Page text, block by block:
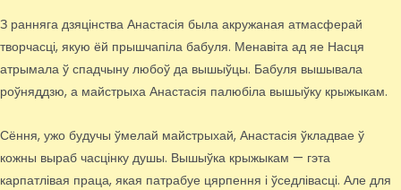
З ранняга дзяцінства Анастасія была акружаная атмасферай
творчасці, якую ёй прышчапіла бабуля. Менавіта ад яе Насця
атрымала ў спадчыну любоў да вышыўцы. Бабуля вышывала
роўняддзю, а майстрыха Анастасія палюбіла вышыўку крыжыкам.
Сёння, ужо будучы ўмелай майстрыхай, Анастасія ўкладвае ў
кожны выраб часцінку душы. Вышыўка крыжыкам — гэта
карпатлівая праца, якая патрабуе цярпення і ўседлівасці. Але для